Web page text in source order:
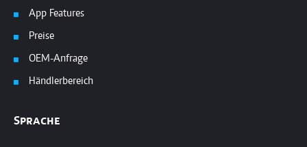
App Features
Preise
OEM-Anfrage
Händlerbereich
Sprache